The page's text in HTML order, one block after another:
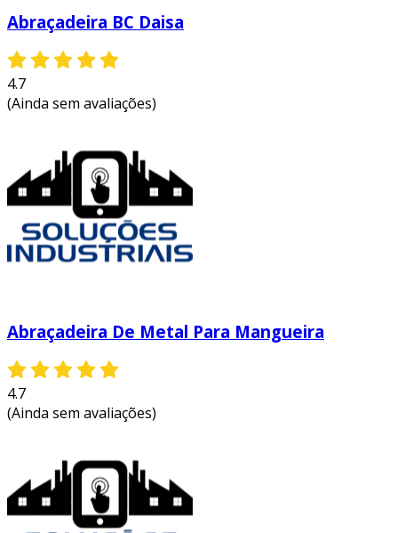
Abraçadeira BC Daisa
4.7
(Ainda sem avaliações)
Abraçadeira De Metal Para Mangueira
4.7
(Ainda sem avaliações)